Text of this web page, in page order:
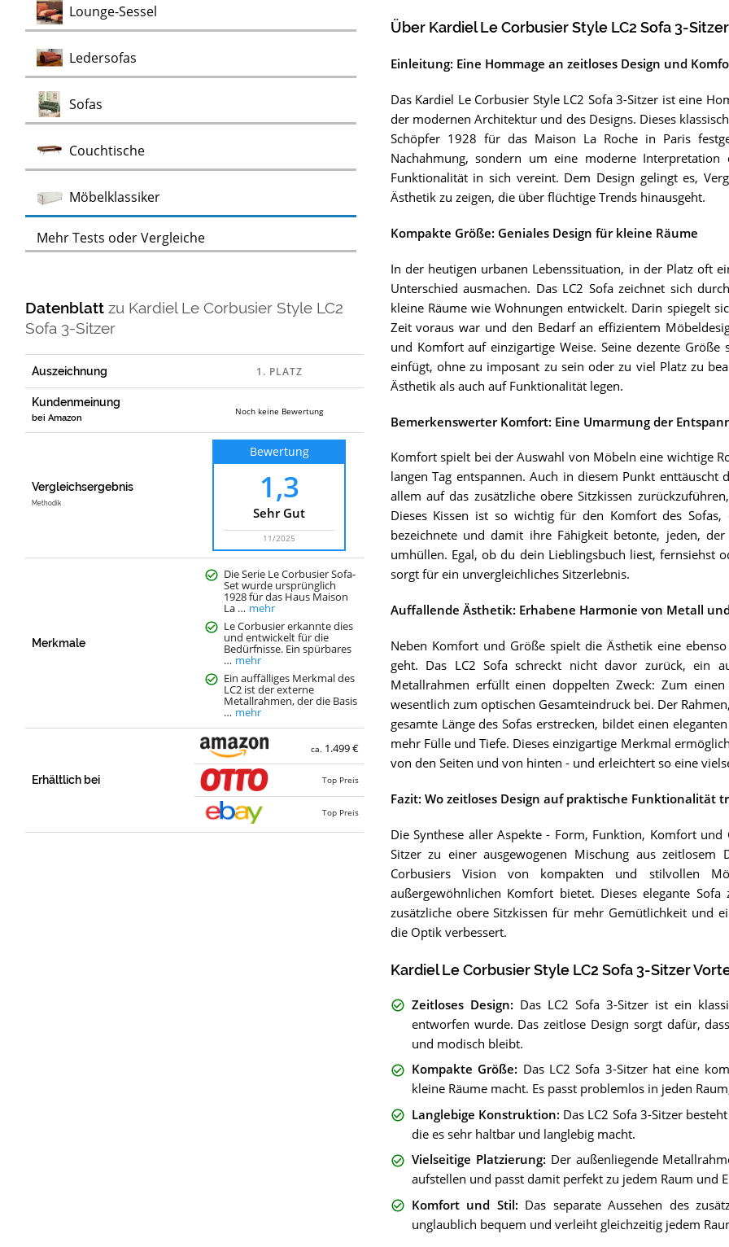
Lounge-Sessel
Ledersofas
Sofas
CouchtischeTest
MöbelklassikerTest
Mehr Tests oder Vergleiche
Datenblattzu Kardiel Le Corbusier Style LC2
Sofa 3-Sitzer
Auszeichnung
Kundenmeinung
bei Amazon
Noch keine Bewertung
Vergleichsergebnis
Methodik
Bewertung
1,3
Sehr Gut
11/2025
Merkmale
Die Serie Le Corbusier Sofa-
Set wurde ursprünglich
1928 für das Haus Maison
La … mehr
Le Corbusier erkannte dies
und entwickelt für die
Bedürfnisse. Ein spürbares
… mehr
Ein auffälliges Merkmal des
LC2 ist der externe
Metallrahmen, der die Basis
… mehr
Erhältlich bei
ca. 1.499 €
Top Preis
Top Preis
Über Kardiel Le Corbusier Style LC2 Sofa 3-Sitzer
Einleitung: Eine Hommage an zeitloses Design und
Das Kardiel Le Corbusier Style LC2 Sofa 3-Sitzer ist eine
der modernen Architektur und des Designs. Dieses
Schöpfer 1928 für das Maison La Roche in Paris
Nachahmung, sondern um eine moderne
Funktionalität in sich vereint. Dem Design gelingt es,
Ästhetik zu zeigen, die über flüchtige Trends hinausgeht.
Kompakte Größe: Geniales Design für kleine Räume
In der heutigen urbanen Lebenssituation, in der Platz oft
Unterschied ausmachen. Das LC2 Sofa zeichnet sich
kleine Räume wie Wohnungen entwickelt. Darin spiegelt
Zeit voraus war und den Bedarf an effizientem
und Komfort auf einzigartige Weise. Seine dezente
einfügt, ohne zu imposant zu sein oder zu viel Platz zu
Ästhetik als auch auf Funktionalität legen.
Bemerkenswerter Komfort: Eine Umarmung der
Komfort spielt bei der Auswahl von Möbeln eine wichtige
langen Tag entspannen. Auch in diesem Punkt
allem auf das zusätzliche obere Sitzkissen
Dieses Kissen ist so wichtig für den Komfort des Sofas,
bezeichnete und damit ihre Fähigkeit betonte, jeden,
umhüllen. Egal, ob du dein Lieblingsbuch liest, fernsiehst
sorgt für ein unvergleichliches Sitzerlebnis.
Auffallende Ästhetik: Erhabene Harmonie von Metall
Neben Komfort und Größe spielt die Ästhetik eine
geht. Das LC2 Sofa schreckt nicht davor zurück, ein
Metallrahmen erfüllt einen doppelten Zweck: Zum
wesentlich zum optischen Gesamteindruck bei. Der
gesamte Länge des Sofas erstrecken, bildet einen
mehr Fülle und Tiefe. Dieses einzigartige Merkmal
von den Seiten und von hinten - und erleichtert so eine
Fazit: Wo zeitloses Design auf praktische Funktionalität
Die Synthese aller Aspekte - Form, Funktion, Komfort
Sitzer zu einer ausgewogenen Mischung aus
Corbusiers Vision von kompakten und stilvollen
außergewöhnlichen Komfort bietet. Dieses elegante
zusätzliche obere Sitzkissen für mehr Gemütlichkeit und
die Optik verbessert.
Kardiel Le Corbusier Style LC2 Sofa 3-Sitzer
Zeitloses Design: Das LC2 Sofa 3-Sitzer ist ein
entworfen wurde. Das zeitlose Design sorgt dafür,
und modisch bleibt.
Kompakte Größe: Das LC2 Sofa 3-Sitzer hat eine
kleine Räume macht. Es passt problemlos in jeden
Langlebige Konstruktion: Das LC2 Sofa 3-Sitzer
die es sehr haltbar und langlebig macht.
Vielseitige Platzierung: Der außenliegende
aufstellen und passt damit perfekt zu jedem Raum und
Komfort und Stil: Das separate Aussehen des
unglaublich bequem und verleiht gleichzeitig jedem